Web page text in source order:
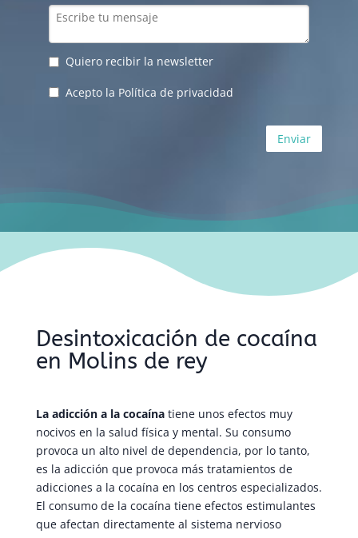
Desintoxicación de cocaína
en Molins de rey
La adicción a la cocaínatiene unos efectos muy
nocivos en la salud física y mental. Su consumo
provoca un alto nivel de dependencia, por lo tanto,
es la adicción que provoca más tratamientos de
adicciones a la cocaína en los centros especializados.
El consumo de la cocaína tiene efectos estimulantes
que afectan directamente al sistema nervioso